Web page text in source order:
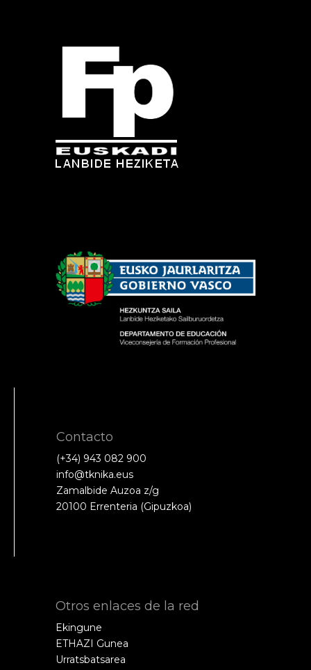
Contacto
(+34) 943 082 900
info@tknika.eus
Zamalbide Auzoa z/g
20100 Errenteria (Gipuzkoa)
Otros enlaces de la red
Ekingune
ETHAZI Gunea
Urratsbatsarea